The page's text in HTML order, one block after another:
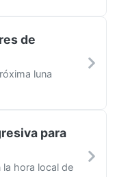
de
luna
para
la hora local de